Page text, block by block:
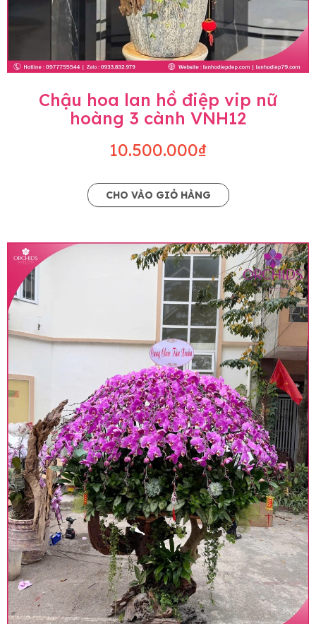
Chậu hoa lan hồ điệp vip nữ
hoàng 3 cành VNH12
10.500.000₫
CHO VÀO GIỎ HÀNG